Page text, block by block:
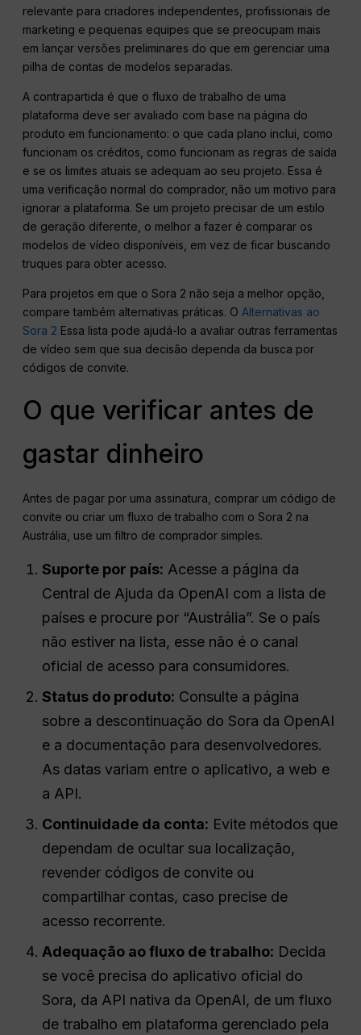
relevante para criadores independentes, profissionais de
marketing e pequenas equipes que se preocupam mais
em lançar versões preliminares do que em gerenciar uma
pilha de contas de modelos separadas.
A contrapartida é que o fluxo de trabalho de uma
plataforma deve ser avaliado com base na página do
produto em funcionamento: o que cada plano inclui, como
funcionam os créditos, como funcionam as regras de saída
e se os limites atuais se adequam ao seu projeto. Essa é
uma verificação normal do comprador, não um motivo para
ignorar a plataforma. Se um projeto precisar de um estilo
de geração diferente, o melhor a fazer é comparar os
modelos de vídeo disponíveis, em vez de ficar buscando
truques para obter acesso.
Para projetos em que o Sora 2 não seja a melhor opção,
compare também alternativas práticas. OAlternativas ao
Sora 2 Essa lista pode ajudá-lo a avaliar outras ferramentas
de vídeo sem que sua decisão dependa da busca por
códigos de convite.
O que verificar antes de
gastar dinheiro
Antes de pagar por uma assinatura, comprar um código de
convite ou criar um fluxo de trabalho com o Sora 2 na
Austrália, use um filtro de comprador simples.
Suporte por país: Acesse a página da
Central de Ajuda da OpenAI com a lista de
países e procure por “Austrália”. Se o país
não estiver na lista, esse não é o canal
oficial de acesso para consumidores.
Status do produto: Consulte a página
sobre a descontinuação do Sora da OpenAI
e a documentação para desenvolvedores.
As datas variam entre o aplicativo, a web e
a API.
Continuidade da conta: Evite métodos que
dependam de ocultar sua localização,
revender códigos de convite ou
compartilhar contas, caso precise de
acesso recorrente.
Adequação ao fluxo de trabalho: Decida
se você precisa do aplicativo oficial do
Sora, da API nativa da OpenAI, de um fluxo
de trabalho em plataforma gerenciado pela